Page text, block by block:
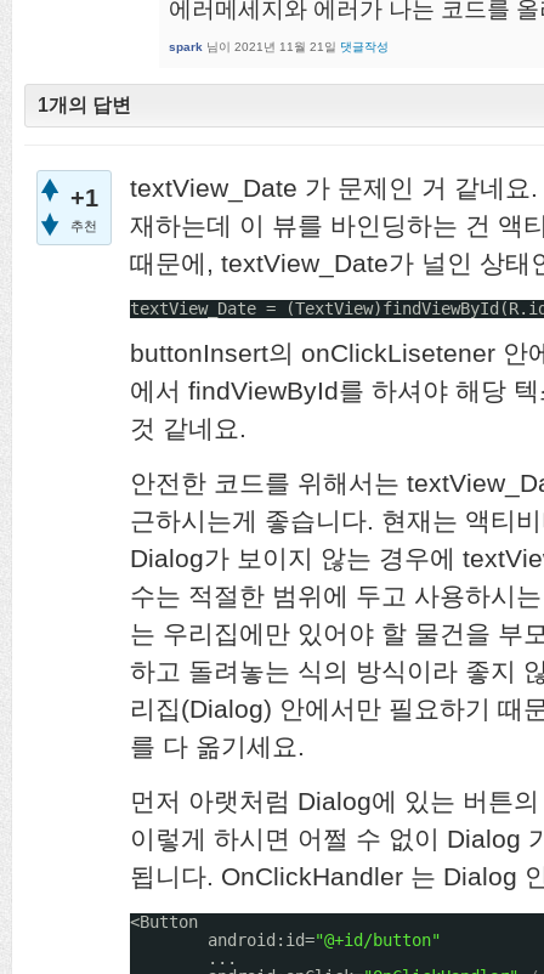
에러메세지와 에러가 나는 코드를
spark 님이 2021년 11월 21일 댓글작성
1개의 답변
+1
추천
textView_Date 가 문제인 거 같네
재하는데 이 뷰를 바인딩하는 건 액
때문에, textView_Date가 널인 상태
textView_Date =
buttonInsert의 onClickLisetener 안
에서 findViewById를 하셔야 해당
것 같네요.
안전한 코드를 위해서는
근하시는게 좋습니다. 현재는 액티
Dialog가 보이지 않는 경우에
수는 적절한 범위에 두고 사용하시
는 우리집에만 있어야 할 물건을 부
하고 돌려놓는 식의 방식이라 좋지
리집(Dialog) 안에서만 필요하기 때
를 다 옮기세요.
먼저 아랫처럼 Dialog에 있는 버튼
이렇게 하시면 어쩔 수 없이 Dialog
됩니다. OnClickHandler 는 Dialog
<Button
android:id="@+id/button"
...